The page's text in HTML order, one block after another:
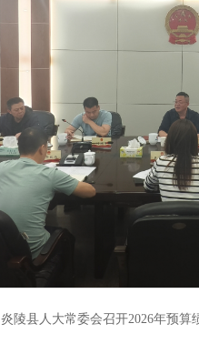
炎陵县人大常委会召开2026年预算